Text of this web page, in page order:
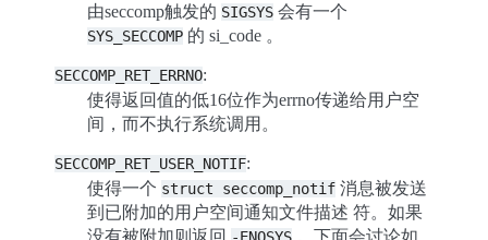
由seccomp触发的 SIGSYS 会有一个
SYS_SECCOMP 的 si_code 。
SECCOMP_RET_ERRNO:
使得返回值的低16位作为errno传递给用户空
间，而不执行系统调用。
SECCOMP_RET_USER_NOTIF:
使得一个 struct seccomp_notif 消息被发送
到已附加的用户空间通知文件描述 符。如果
没有被附加则返回
。下面会讨论如